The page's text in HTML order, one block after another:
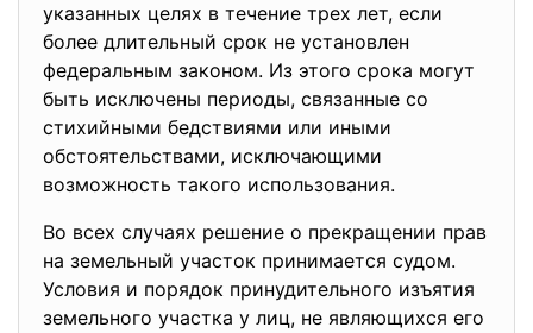
указанных целях в течение трех лет, если
более длительный срок не установлен
федеральным законом. Из этого срока могут
быть исключены периоды, связанные со
стихийными бедствиями или иными
обстоятельствами, исключающими
возможность такого использования.
Во всех случаях решение о прекращении прав
на земельный участок принимается судом.
Условия и порядок принудительного изъятия
земельного участка у лиц, не являющихся его